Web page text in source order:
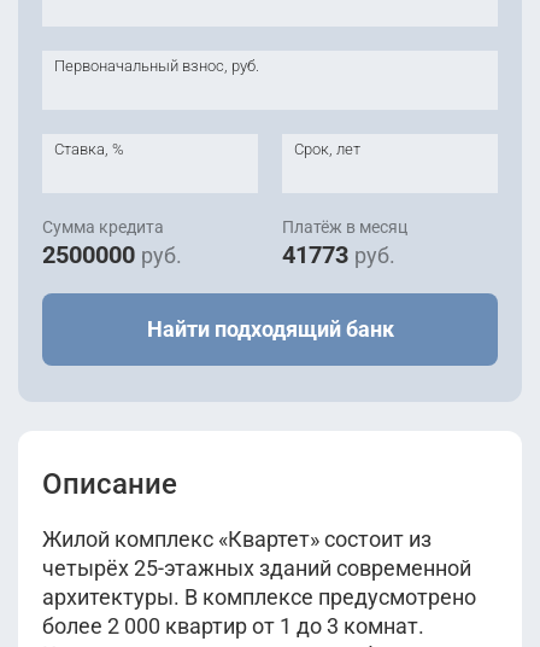
Первоначальный взнос, руб.
Ставка, % Срок, лет
Сумма кредита
2500000 руб.
Платёж в месяц
41773 руб.
Найти подходящий банк
Описание
Жилой комплекс «Квартет» состоит из
четырёх 25-этажных зданий современной
архитектуры. В комплексе предусмотрено
более 2 000 квартир от 1 до 3 комнат.